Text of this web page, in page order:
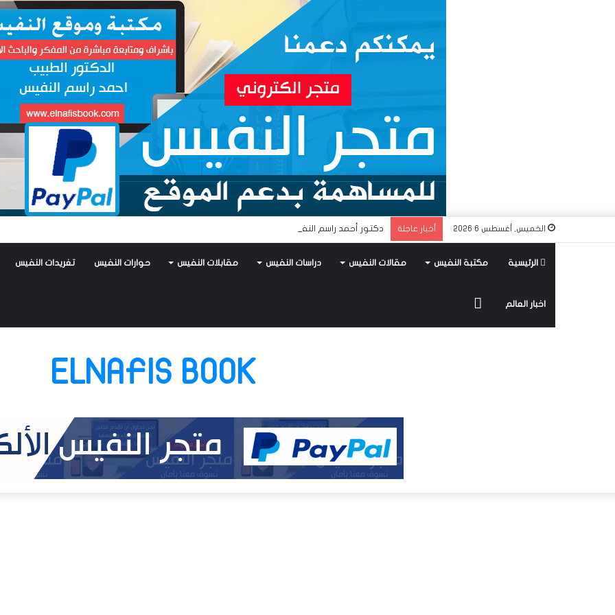
الخميس, أغسطس 6 2026 أخبار عاجلة دكتور أحمد راسم النفيس يكتب: جواز عتريس من فؤادة باطل!! وجواز براقش من حُنين فاشل!!
الرئيسية مكتبة النفيس مقالات النفيس دراسات النفيس مقابلات النفيس حوارات النفيس تغريدات النفيس
اخبار العالم
ELNAFIS BOOK